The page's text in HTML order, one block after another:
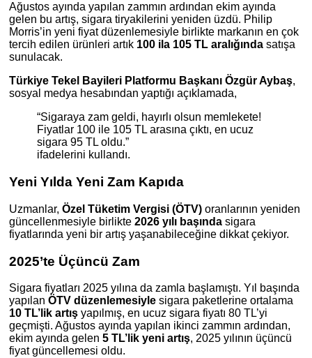
Ağustos ayında yapılan zammın ardından ekim ayında
gelen bu artış, sigara tiryakilerini yeniden üzdü. Philip
Morris’in yeni fiyat düzenlemesiyle birlikte markanın en çok
tercih edilen ürünleri artık 100 ila 105 TL aralığında satışa
sunulacak.
Türkiye Tekel Bayileri Platformu Başkanı Özgür Aybaş,
sosyal medya hesabından yaptığı açıklamada,
“Sigaraya zam geldi, hayırlı olsun memlekete!
Fiyatlar 100 ile 105 TL arasına çıktı, en ucuz
sigara 95 TL oldu.”
ifadelerini kullandı.
Yeni Yılda Yeni Zam Kapıda
Uzmanlar, Özel Tüketim Vergisi (ÖTV) oranlarının yeniden
güncellenmesiyle birlikte 2026 yılı başında sigara
fiyatlarında yeni bir artış yaşanabileceğine dikkat çekiyor.
2025’te Üçüncü Zam
Sigara fiyatları 2025 yılına da zamla başlamıştı. Yıl başında
yapılan ÖTV düzenlemesiyle sigara paketlerine ortalama
10 TL’lik artış yapılmış, en ucuz sigara fiyatı 80 TL’yi
geçmişti. Ağustos ayında yapılan ikinci zammın ardından,
ekim ayında gelen 5 TL’lik yeni artış, 2025 yılının üçüncü
fiyat güncellemesi oldu.